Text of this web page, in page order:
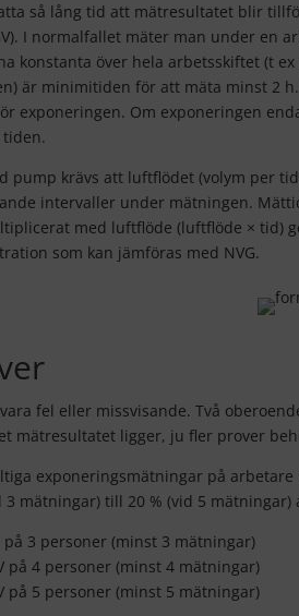
så lång tid att mätresultatet blir
I normalfallet mäter man under en
konstanta över hela arbetsskiftet (t
är minimitiden för att mäta minst 2
exponeringen. Om exponeringen
pump krävs att luftflödet (volym per
intervaller under mätningen.
med luftflöde (luftflöde × tid)
som kan jämföras med NVG.
fel eller missvisande. Två
mätresultatet ligger, ju fler prover
exponeringsmätningar på
3 mätningar) till 20 % (vid 5 mätningar)
på 3 personer (minst 3 mätningar)
på 4 personer (minst 4 mätningar)
på 5 personer (minst 5 mätningar)